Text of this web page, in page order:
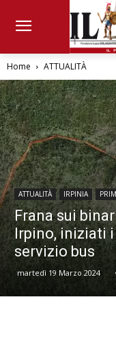
Home ATTUALITÀ
ATTUALITÀ IRPINIA
Frana sui
Irpino, iniziati
servizio bus
martedì 19 Marzo 2024